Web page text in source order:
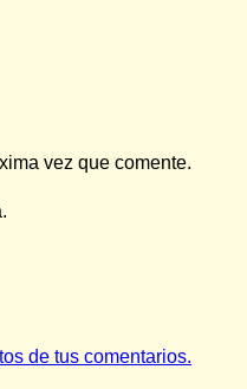
vez que comente.
de tus comentarios.